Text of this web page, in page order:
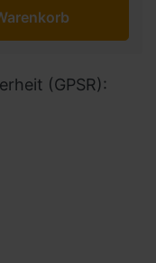
(GPSR):